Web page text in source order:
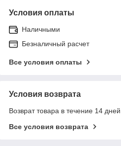
Условия оплаты
Наличными
Безналичный расчет
Все условия оплаты
Условия возврата
Возврат товара в течение 14
Все условия возврата